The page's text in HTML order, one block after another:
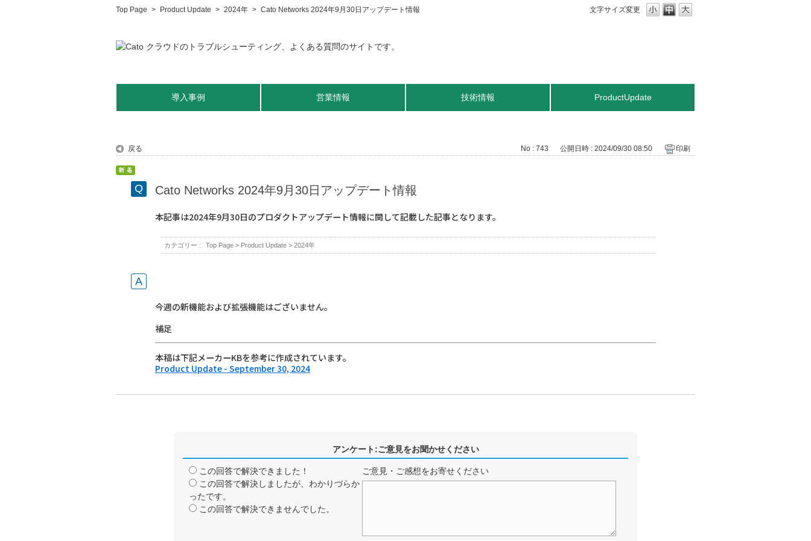
文字サイズ変更
Top Page > Product Update > 2024年 > Cato Networks 2024年9月30日アップデート情報
導入事例 営業情報 技術情報 ProductUpdate
戻る No : 743 公開日時 : 2024/09/30 08:50 印刷
Cato Networks 2024年9月30日アップデート情報
本記事は2024年9月30日のプロダクトアップデート情報に関して記載した記事となります。
カテゴリー : Top Page > Product Update > 2024年
今週の新機能および拡張機能はございません。
補足
本稿は下記メーカーKBを参考に作成されています。
Product Update - September 30, 2024
アンケート:ご意見をお聞かせください
この回答で解決できました！
この回答で解決しましたが、わかりづらか
ったです。
この回答で解決できませんでした。
ご意見・ご感想をお寄せください